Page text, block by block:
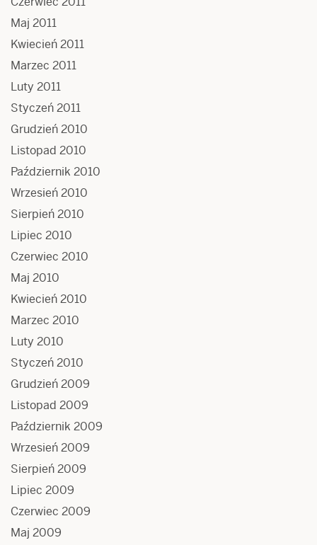
Maj 2011
Kwiecień 2011
Marzec 2011
Luty 2011
Styczeń 2011
Grudzień 2010
Listopad 2010
Październik 2010
Wrzesień 2010
Sierpień 2010
Lipiec 2010
Czerwiec 2010
Maj 2010
Kwiecień 2010
Marzec 2010
Luty 2010
Styczeń 2010
Grudzień 2009
Listopad 2009
Październik 2009
Wrzesień 2009
Sierpień 2009
Lipiec 2009
Czerwiec 2009
Maj 2009